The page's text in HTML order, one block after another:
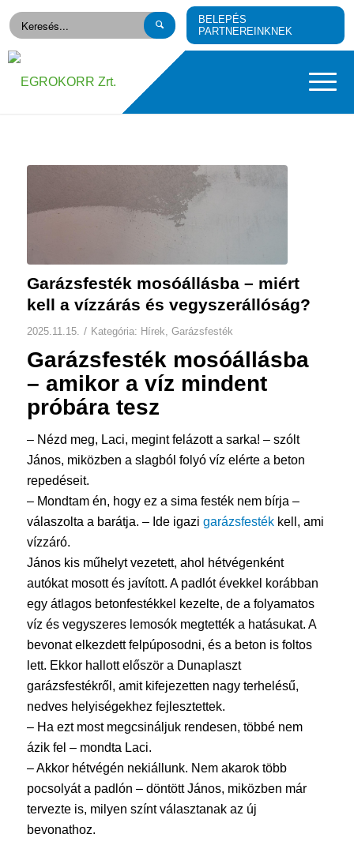
BELEPÉS
PARTNEREINKNEK
Garázsfesték mosóállásba – miért
kell a vízzárás és vegyszerállóság?
2025.11.15. / Kategória: Hírek Garázsfesték
Garázsfesték mosóállásba
– amikor a víz mindent
próbára tesz
– Nézd meg, Laci, megint felázott a sarka! – szólt
János, miközben a slagból folyó víz elérte a beton
repedéseit.
– Mondtam én, hogy ez a sima festék nem bírja –
válaszolta a barátja. – Ide igazi garázsfestékkell, ami
vízzáró.
János kis műhelyt vezetett, ahol hétvégenként
autókat mosott és javított. A padlót évekkel korábban
egy átlagos betonfestékkel kezelte, de a folyamatos
víz és vegyszeres lemosók megtették a hatásukat. A
bevonat elkezdett felpúposodni, és a beton is foltos
lett. Ekkor hallott először a Dunaplaszt
garázsfestékről, amit kifejezetten nagy terhelésű,
nedves helyiségekhez fejlesztettek.
– Ha ezt most megcsináljuk rendesen, többé nem
ázik fel – mondta Laci.
– Akkor hétvégén nekiállunk. Nem akarok több
pocsolyát a padlón – döntött János, miközben már
tervezte is, milyen színt választanak az új
bevonathoz.